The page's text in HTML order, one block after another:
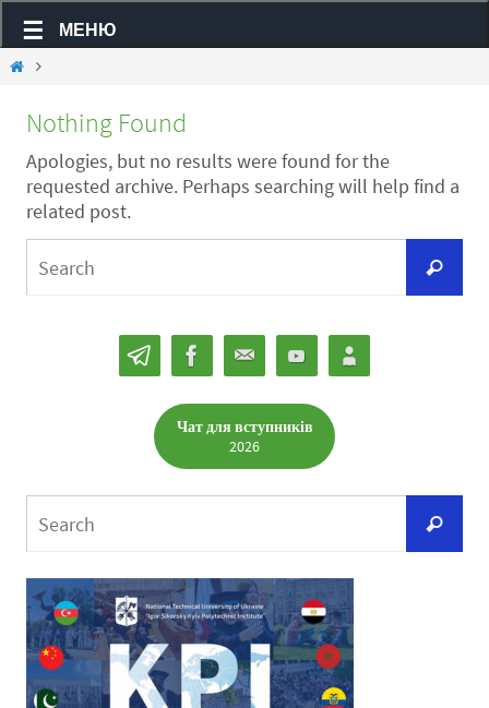
МЕНЮ
Nothing Found
Apologies, but no results were found for the
requested archive. Perhaps searching will help find a
related post.
Чат для вступників
2026